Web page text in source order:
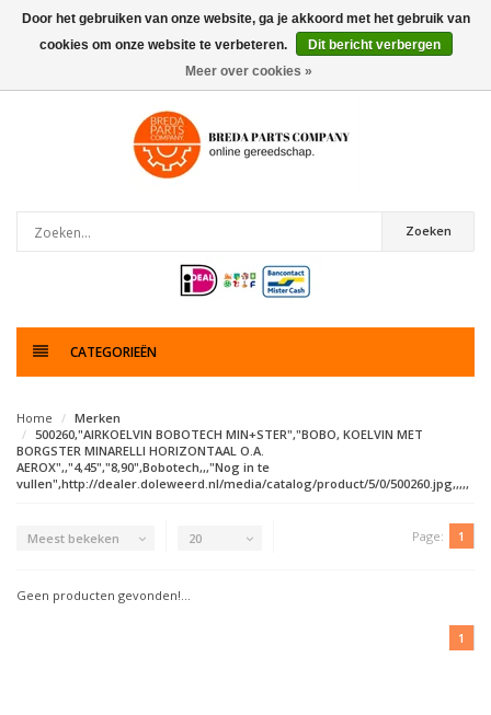
0artikelen
Zoeken
CATEGORIEËN
Home
Merken
500260,"AIRKOELVIN BOBOTECH MIN+STER","BOBO, KOELVIN MET
BORGSTER MINARELLI HORIZONTAAL O.A.
AEROX",,"4,45","8,90",Bobotech,,,"Nog in te
vullen",http://dealer.doleweerd.nl/media/catalog/product/5/0/500260.jpg,,,,,
Meest bekeken 20 Page: 1
Geen producten gevonden!...
1
Door het gebruiken van onze website, ga je akkoord met het gebruik van
cookies om onze website te verbeteren.
Dit bericht verbergen
Meer over cookies »